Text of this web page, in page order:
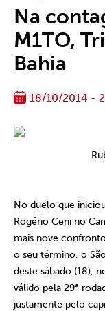
Na
M1TO,
Bahia
18/10/2014 -
No duelo que
Rogério Ceni no
mais nove
o seu término, o
deste sábado (18),
válido pela 29ª
justamente pelo